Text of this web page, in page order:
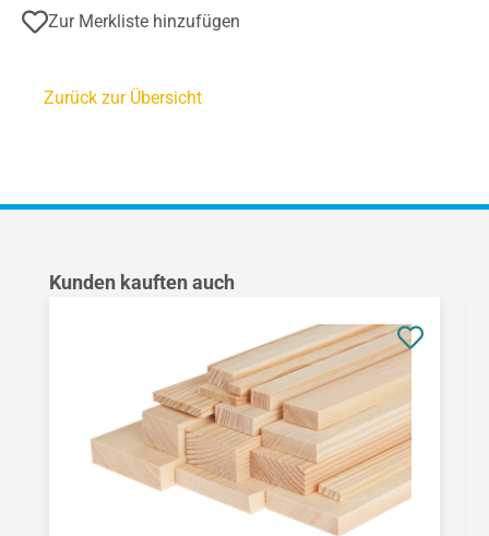
Zur Merkliste hinzufügen
Zurück zur Übersicht
Produktgalerie überspringen
Kunden kauften auch